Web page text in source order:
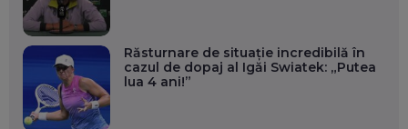
Răsturnare de situație incredibilă în
cazul de dopaj al Igăi Swiatek: „Putea
lua 4 ani!”